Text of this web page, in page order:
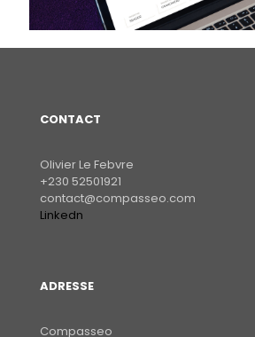
CONTACT
Olivier Le Febvre
+230 52501921
contact@compasseo.com
Linkedn
ADRESSE
Compasseo